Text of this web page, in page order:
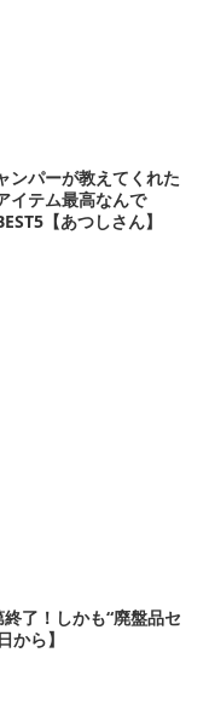
ンパーが教えてくれた
イテム最高なんで
【あつしさん】
了！しかも“廃盤品セ
ら】